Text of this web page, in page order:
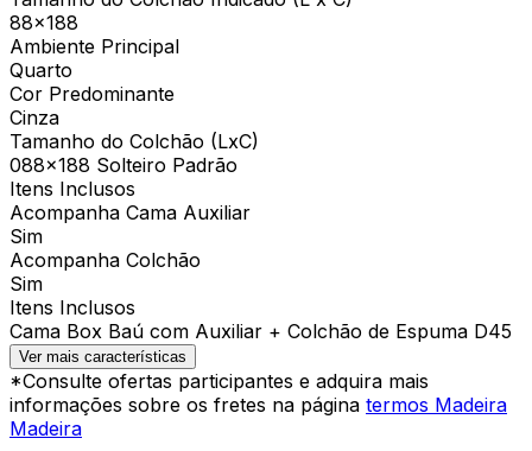
88x188
Ambiente Principal
Quarto
Cor Predominante
Cinza
Tamanho do Colchão (LxC)
088×188 Solteiro Padrão
Itens Inclusos
Acompanha Cama Auxiliar
Sim
Acompanha Colchão
Sim
Itens Inclusos
Cama Box Baú com Auxiliar + Colchão de Espuma D45
Ver mais características
*Consulte ofertas participantes e adquira mais
informações sobre os fretes na página termos Madeira
Madeira